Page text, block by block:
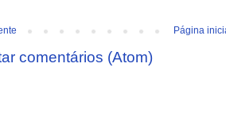
Página
comentários (Atom)